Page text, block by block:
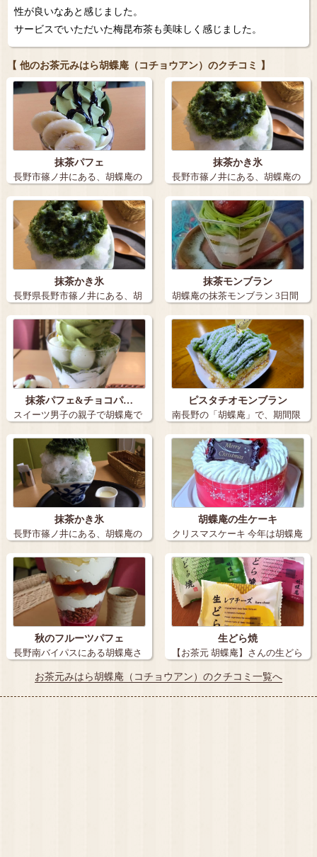
性が良いなあと感じました。
サービスでいただいた梅昆布茶も美味しく感じました。
【 他のお茶元みはら胡蝶庵（コチョウアン）のクチコミ 】
抹茶パフェ
長野市篠ノ井にある、胡蝶庵の
抹茶パフェで…
抹茶かき氷
長野市篠ノ井にある、胡蝶庵の
抹茶かき氷で…
抹茶かき氷
長野県長野市篠ノ井にある、胡
蝶庵の抹茶か…
抹茶モンブラン
胡蝶庵の抹茶モンブラン 3日間
限定 …
抹茶パフェ&チョコパ…
スイーツ男子の親子で胡蝶庵で
パフェを食べ…
ピスタチオモンブラン
南長野の「胡蝶庵」で、期間限
定で販売して…
抹茶かき氷
長野市篠ノ井にある、胡蝶庵の
抹茶かき氷で…
胡蝶庵の生ケーキ
クリスマスケーキ 今年は胡蝶庵
さんの生…
秋のフルーツパフェ
長野南バイパスにある胡蝶庵さ
んでも秋のフ…
生どら焼
【お茶元 胡蝶庵】さんの生どら
焼 久し…
お茶元みはら胡蝶庵（コチョウアン）のクチコミ一覧へ